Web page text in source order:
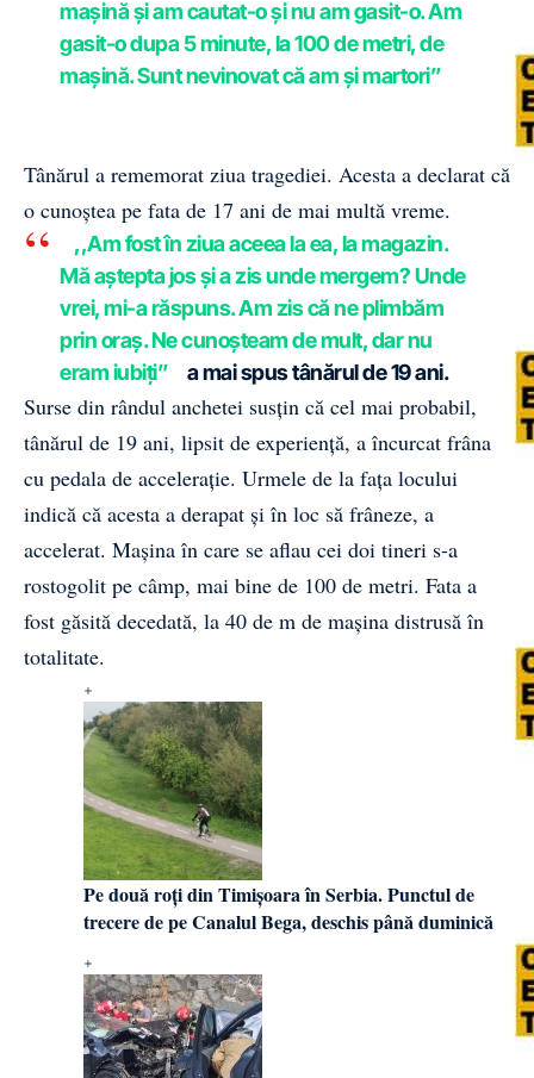
mașină și am cautat-o și nu am gasit-o. Am
gasit-o dupa 5 minute, la 100 de metri, de
mașină. Sunt nevinovat că am și martori”
Tânărul a rememorat ziua tragediei. Acesta a declarat că
o cunoștea pe fata de 17 ani de mai multă vreme.
,,Am fost în ziua aceea la ea, la magazin.
Mă aștepta jos și a zis unde mergem? Unde
vrei, mi-a răspuns. Am zis că ne plimbăm
prin oraș. Ne cunoșteam de mult, dar nu
eram iubiți”
a mai spus tânărul de 19 ani.
Surse din rândul anchetei susțin că cel mai probabil,
tânărul de 19 ani, lipsit de experiență, a încurcat frâna
cu pedala de accelerație. Urmele de la fața locului
indică că acesta a derapat și în loc să frâneze, a
accelerat. Mașina în care se aflau cei doi tineri s-a
rostogolit pe câmp, mai bine de 100 de metri. Fata a
fost găsită decedată, la 40 de m de mașina distrusă în
totalitate.
Pe două roți din Timișoara în Serbia. Punctul de
trecere de pe Canalul Bega, deschis până duminică